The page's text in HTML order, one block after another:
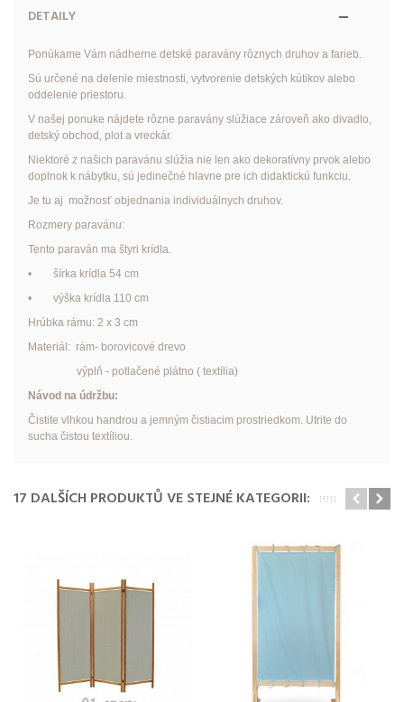
DETAILY
Ponúkame Vám nádherne detské paravány rôznych druhov a farieb.
Sú určené na delenie miestnosti, vytvorenie detských kútikov alebo
oddelenie priestoru.
V našej ponuke nájdete rôzne paravány slúžiace zároveň ako divadlo,
detský obchod, plot a vreckár.
Niektoré z našich paravánu slúžia nie len ako dekoratívny prvok alebo
doplnok k nábytku, sú jedinečné hlavne pre ich didaktickú funkciu.
Je tu aj možnosť objednania individuálnych druhov.
Rozmery paravánu:
Tento paraván ma štyri krídla.
• šírka krídla 54 cm
• výška krídla 110 cm
Hrúbka rámu: 2 x 3 cm
Materiál: rám- borovicové drevo
výplň - potlačené plátno ( textília)
Návod na údržbu:
Čistite vlhkou handrou a jemným čistiacim prostriedkom. Utrite do
sucha čistou textíliou.
17 DALŠÍCH PRODUKTŮ VE STEJNÉ KATEGORII: